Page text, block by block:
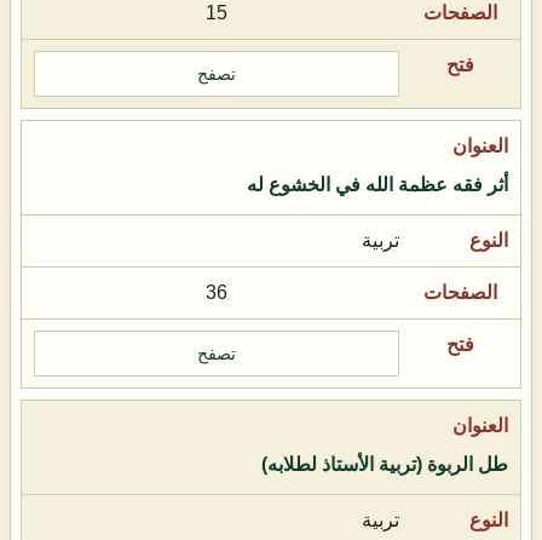
15
تصفح
أثر فقه عظمة الله في الخشوع له
تربية
36
تصفح
طل الربوة (تربية الأستاذ لطلابه)
تربية